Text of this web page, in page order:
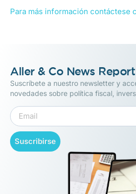
Para más información contáctese
Aller & Co News Report
Suscríbete a nuestro newsletter y
novedades sobre política fiscal,
Suscribirse